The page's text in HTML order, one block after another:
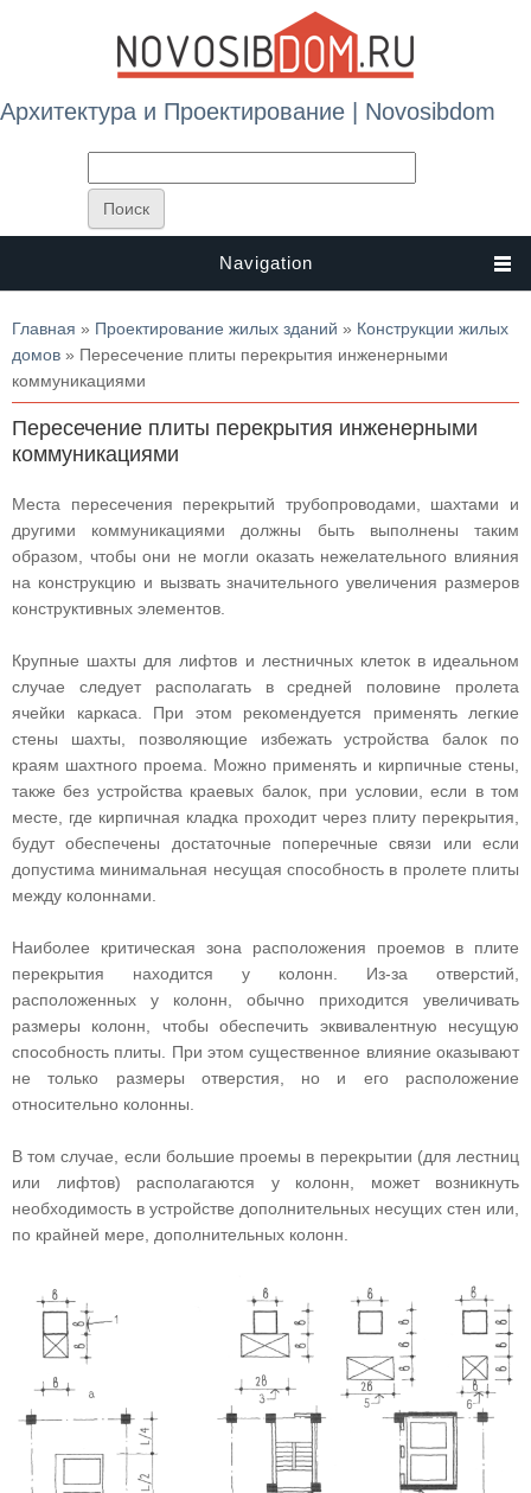
Архитектура и Проектирование | Novosibdom
Navigation
Вы здесь
Главная » Проектирование жилых зданий » Конструкции жилых
домов » Пересечение плиты перекрытия инженерными
коммуникациями
Пересечение плиты перекрытия инженерными
коммуникациями
Места пересечения перекрытий трубопроводами, шахтами и
другими коммуникациями должны быть выполнены таким
образом, чтобы они не могли оказать нежелательного влияния
на конструкцию и вызвать значительного увеличения размеров
конструктивных элементов.
Крупные шахты для лифтов и лестничных клеток в идеальном
случае следует располагать в средней половине пролета
ячейки каркаса. При этом рекомендуется применять легкие
стены шахты, позволяющие избежать устройства балок по
краям шахтного проема. Можно применять и кирпичные стены,
также без устройства краевых балок, при условии, если в том
месте, где кирпичная кладка проходит через плиту перекрытия,
будут обеспечены достаточные поперечные связи или если
допустима минимальная несущая способность в пролете плиты
между колоннами.
Наиболее критическая зона расположения проемов в плите
перекрытия находится у колонн. Из-за отверстий,
расположенных у колонн, обычно приходится увеличивать
размеры колонн, чтобы обеспечить эквивалентную несущую
способность плиты. При этом существенное влияние оказывают
не только размеры отверстия, но и его расположение
относительно колонны.
В том случае, если большие проемы в перекрытии (для лестниц
или лифтов) располагаются у колонн, может возникнуть
необходимость в устройстве дополнительных несущих стен или,
по крайней мере, дополнительных колонн.